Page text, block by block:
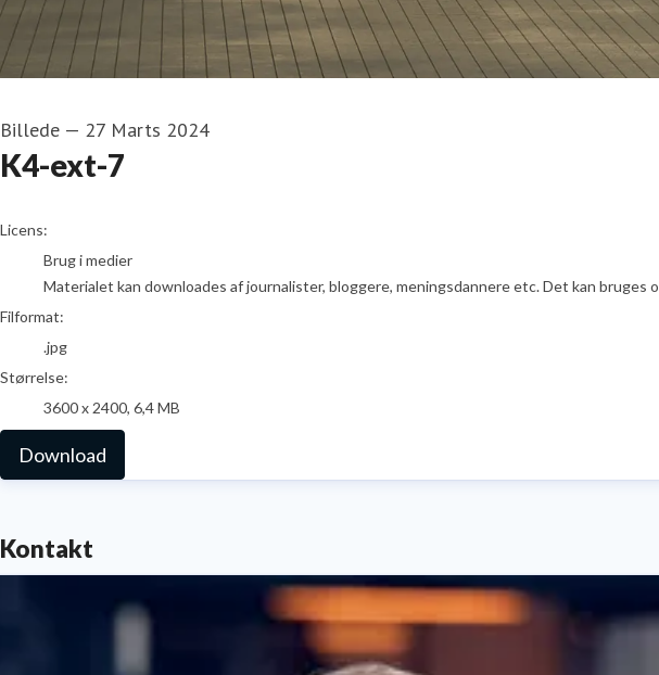
Billede — 27 Marts 2024
K4-ext-7
go to media item
Licens:
Brug i medier
Materialet kan downloades af journalister, bloggere, meningsdannere etc. Det kan
Filformat:
.jpg
Størrelse:
3600 x 2400, 6,4 MB
Download
Kontakt